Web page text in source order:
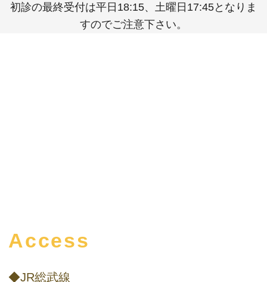
初診の最終受付は平日18:15、土曜日17:45となりま
すのでご注意下さい。
Access
◆JR総武線